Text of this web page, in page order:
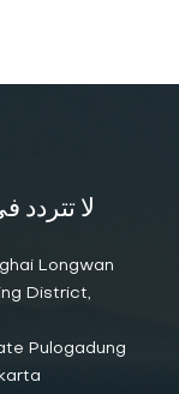
لا تتردد
Longwan
District,
Pulogadung